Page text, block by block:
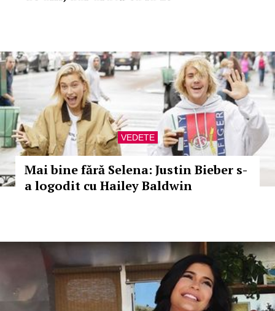
VEDETE
Mai bine fără Selena: Justin Bieber s-
a logodit cu Hailey Baldwin